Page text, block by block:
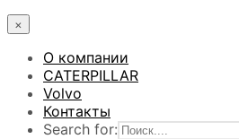
×
О компании
CATERPILLAR
Volvo
Контакты
Search for: